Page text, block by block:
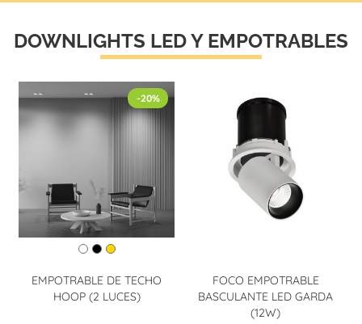
DOWNLIGHTS LED Y EMPOTRABLES
EMPOTRABLE DE TECHO
HOOP (2 LUCES)
-20%
FOCO EMPOTRABLE
BASCULANTE LED GARDA
(12W)